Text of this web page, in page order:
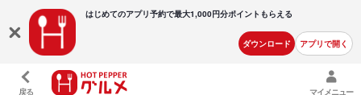
はじめてのアプリ予約で最大1,000円分ポイントもらえる
ダウンロード アプリで開く
戻る マイメニュー